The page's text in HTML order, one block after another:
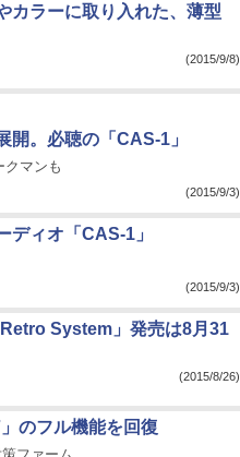
カラーに取り入れた、薄型
(2015/9/8)
開。必聴の「CAS-1」
クマンも
(2015/9/3)
ディオ「CAS-1」
(2015/9/3)
System」発売は8月31
(2015/8/26)
のフル機能を回復